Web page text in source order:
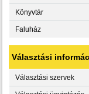
Könyvtár
Faluház
Választási
Választási szervek